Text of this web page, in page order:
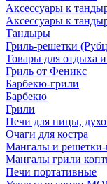
Аксессуары к
Аксессуары к
Тандыры
Гриль-решетки
Товары для
Гриль от Феникс
Барбекю-грили
Барбекю
Грили
Печи для пицы,
Очаги для костра
Мангалы и решетки-
Мангалы грили
Печи портативные